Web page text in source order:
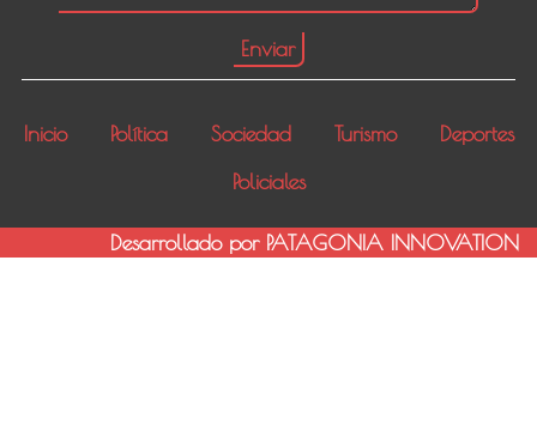
Inicio Política Sociedad Turismo
Deportes
Policiales
Desarrollado por PATAGONIA INNOVATION